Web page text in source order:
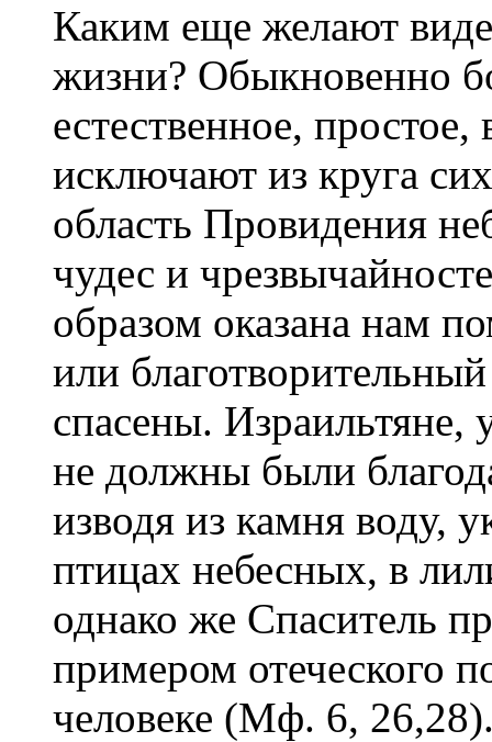
Каким еще желают
жизни? Обыкновенно
естественное,
исключают из круга
область Провидения
чудес и
образом оказана нам
или
спасены.
не должны были
изводя из камня воду,
птицах небесных, в
однако же Спаситель
примером отеческого
человеке (Мф. 6,